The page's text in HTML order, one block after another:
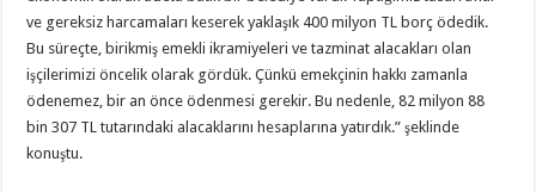
ve gereksiz harcamaları keserek yaklaşık 400 milyon TL borç ödedik.
Bu süreçte, birikmiş emekli ikramiyeleri ve tazminat alacakları olan
işçilerimizi öncelik olarak gördük. Çünkü emekçinin hakkı zamanla
ödenemez, bir an önce ödenmesi gerekir. Bu nedenle, 82 milyon 88
bin 307 TL tutarındaki alacaklarını hesaplarına yatırdık.” şeklinde
konuştu.